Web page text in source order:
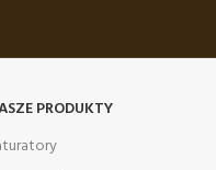
PRODUKTY